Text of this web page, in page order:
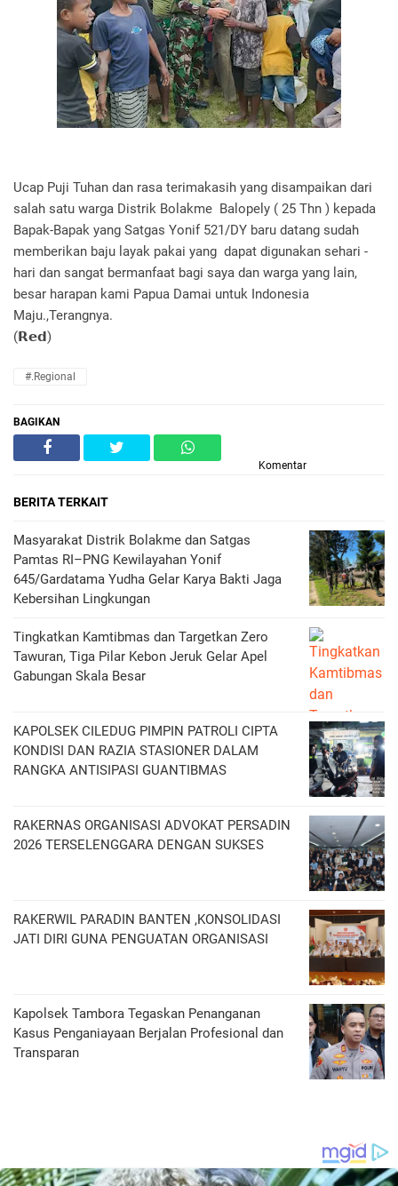
Ucap Puji Tuhan dan rasa terimakasih yang disampaikan dari
salah satu warga Distrik Bolakme Balopely ( 25 Thn ) kepada
Bapak-Bapak yang Satgas Yonif 521/DY baru datang sudah
memberikan baju layak pakai yang dapat digunakan sehari -
hari dan sangat bermanfaat bagi saya dan warga yang lain,
besar harapan kami Papua Damai untuk Indonesia
Maju.,Terangnya.
(𝗥𝗲𝗱)
#.Regional
BAGIKAN
Komentar
BERITA TERKAIT
Masyarakat Distrik Bolakme dan Satgas
Pamtas RI–PNG Kewilayahan Yonif
645/Gardatama Yudha Gelar Karya Bakti Jaga
Kebersihan Lingkungan
Tingkatkan Kamtibmas dan Targetkan Zero
Tawuran, Tiga Pilar Kebon Jeruk Gelar Apel
Gabungan Skala Besar
KAPOLSEK CILEDUG PIMPIN PATROLI CIPTA
KONDISI DAN RAZIA STASIONER DALAM
RANGKA ANTISIPASI GUANTIBMAS ‎
RAKERNAS ORGANISASI ADVOKAT PERSADIN
2026 TERSELENGGARA DENGAN SUKSES
RAKERWIL PARADIN BANTEN ,KONSOLIDASI
JATI DIRI GUNA PENGUATAN ORGANISASI
Kapolsek Tambora Tegaskan Penanganan
Kasus Penganiayaan Berjalan Profesional dan
Transparan